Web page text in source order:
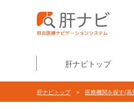
肝ナビトップ
肝ナビトップ> 医療機関を探す(高